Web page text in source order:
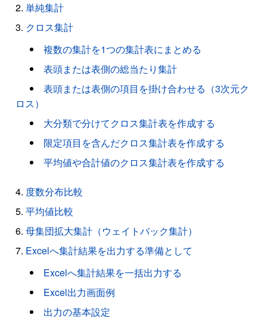
単純集計
クロス集計
複数の集計を1つの集計表にまとめる
表頭または表側の総当たり集計
表頭または表側の項目を掛け合わせる（3次元ク
ロス）
大分類で分けてクロス集計表を作成する
限定項目を含んだクロス集計表を作成する
平均値や合計値のクロス集計表を作成する
度数分布比較
平均値比較
母集団拡大集計（ウェイトバック集計）
Excelへ集計結果を出力する準備として
Excelへ集計結果を一括出力する
Excel出力画面例
出力の基本設定